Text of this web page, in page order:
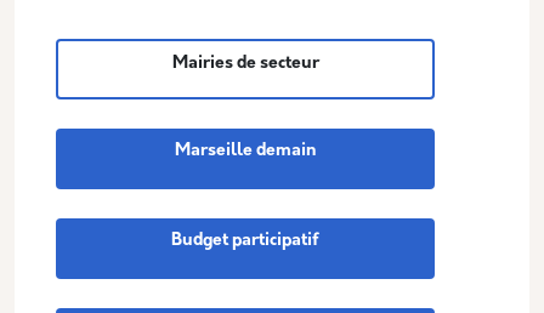
Mairies de secteur
Marseille demain
Budget participatif